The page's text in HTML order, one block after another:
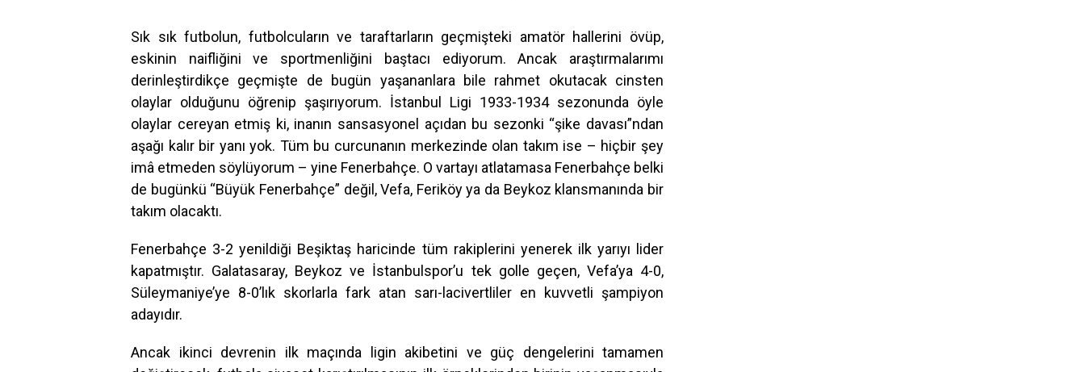
Sık sık futbolun, futbolcuların ve taraftarların geçmişteki amatör hallerini övüp,
eskinin naifliğini ve sportmenliğini baştacı ediyorum. Ancak araştırmalarımı
derinleştirdikçe geçmişte de bugün yaşananlara bile rahmet okutacak cinsten
olaylar olduğunu öğrenip şaşırıyorum. İstanbul Ligi 1933-1934 sezonunda öyle
olaylar cereyan etmiş ki, inanın sansasyonel açıdan bu sezonki “şike davası”ndan
aşağı kalır bir yanı yok. Tüm bu curcunanın merkezinde olan takım ise – hiçbir şey
imâ etmeden söylüyorum – yine Fenerbahçe. O vartayı atlatamasa Fenerbahçe belki
de bugünkü “Büyük Fenerbahçe” değil, Vefa, Feriköy ya da Beykoz klansmanında bir
takım olacaktı.
Fenerbahçe 3-2 yenildiği Beşiktaş haricinde tüm rakiplerini yenerek ilk yarıyı lider
kapatmıştır. Galatasaray, Beykoz ve İstanbulspor’u tek golle geçen, Vefa’ya 4-0,
Süleymaniye’ye 8-0’lık skorlarla fark atan sarı-lacivertliler en kuvvetli şampiyon
adayıdır.
Ancak ikinci devrenin ilk maçında ligin akibetini ve güç dengelerini tamamen